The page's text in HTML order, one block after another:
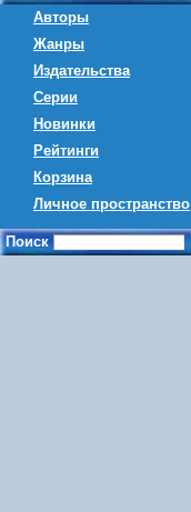
Авторы
Жанры
Издательства
Серии
Новинки
Рейтинги
Корзина
Личное пространство
Поиск